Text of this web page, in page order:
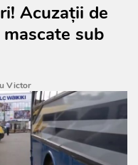
Acuzații de
sub
Victor